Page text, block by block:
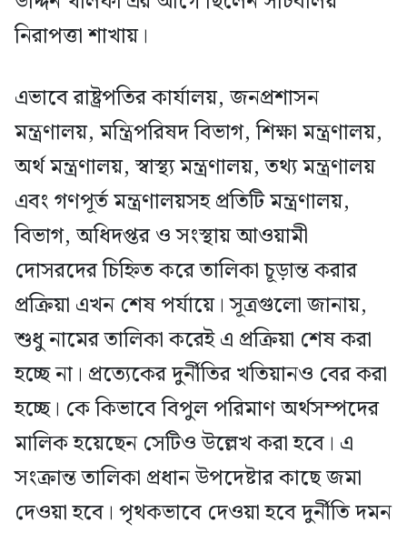
নিরাপত্তা শাখায়।
এভাবে রাষ্ট্রপতির কার্যালয়, জনপ্রশাসন
মন্ত্রণালয়, মন্ত্রিপরিষদ বিভাগ, শিক্ষা মন্ত্রণালয়,
অর্থ মন্ত্রণালয়, স্বাস্থ্য মন্ত্রণালয়, তথ্য মন্ত্রণালয়
এবং গণপূর্ত মন্ত্রণালয়সহ প্রতিটি মন্ত্রণালয়,
বিভাগ, অধিদপ্তর ও সংস্থায় আওয়ামী
দোসরদের চিহ্নিত করে তালিকা চূড়ান্ত করার
প্রক্রিয়া এখন শেষ পর্যায়ে। সূত্রগুলো জানায়,
শুধু নামের তালিকা করেই এ প্রক্রিয়া শেষ করা
হচ্ছে না। প্রত্যেকের দুর্নীতির খতিয়ানও বের করা
হচ্ছে। কে কিভাবে বিপুল পরিমাণ অর্থসম্পদের
মালিক হয়েছেন সেটিও উল্লেখ করা হবে। এ
সংক্রান্ত তালিকা প্রধান উপদেষ্টার কাছে জমা
দেওয়া হবে। পৃথকভাবে দেওয়া হবে দুর্নীতি দমন